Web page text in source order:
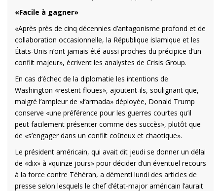
«Facile à gagner»
«Après près de cinq décennies d’antagonisme profond et de
collaboration occasionnelle, la République islamique et les
États-Unis n’ont jamais été aussi proches du précipice d’un
conflit majeur», écrivent les analystes de Crisis Group.
En cas d’échec de la diplomatie les intentions de
Washington «restent floues», ajoutent-ils, soulignant que,
malgré l’ampleur de «l’armada» déployée, Donald Trump
conserve «une préférence pour les guerres courtes qu’il
peut facilement présenter comme des succès», plutôt que
de «s’engager dans un conflit coûteux et chaotique».
Le président américain, qui avait dit jeudi se donner un délai
de «dix» à «quinze jours» pour décider d’un éventuel recours
à la force contre Téhéran, a démenti lundi des articles de
presse selon lesquels le chef d’état-major américain l’aurait